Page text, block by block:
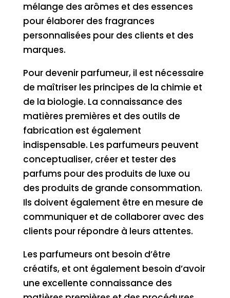
mélange des arômes et des essences
pour élaborer des fragrances
personnalisées pour des clients et des
marques.
Pour devenir parfumeur, il est nécessaire
de maîtriser les principes de la chimie et
de la biologie. La connaissance des
matières premières et des outils de
fabrication est également
indispensable. Les parfumeurs peuvent
conceptualiser, créer et tester des
parfums pour des produits de luxe ou
des produits de grande consommation.
Ils doivent également être en mesure de
communiquer et de collaborer avec des
clients pour répondre à leurs attentes.
Les parfumeurs ont besoin d’être
créatifs, et ont également besoin d’avoir
une excellente connaissance des